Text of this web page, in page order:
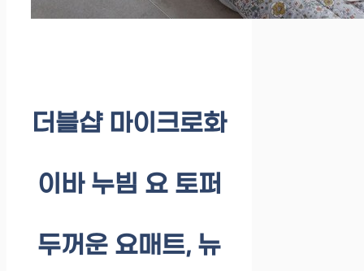
더블샵 마이크로화
이바 누빔 요 토퍼
두꺼운 요매트, 뉴